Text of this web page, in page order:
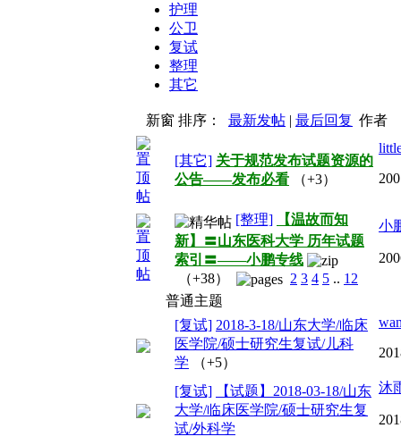
护理
公卫
复试
整理
其它
新窗 排序： 最新发帖 | 最后回复 作者
[其它] 关于规范发布试题资源的
公告——发布必看
（+3）
[整理]
【温故而知
新】〓山东医科大学 历年试题
索引〓——小鹏专线
（+38）
2 3 4 5 .. 12
小
普通主题
[复试] 2018-3-18/山东大学/临床
医学院/硕士研究生复试/儿科
学
（+5）
[复试]
【试题】2018-03-18/山东
大学/临床医学院/硕士研究生复
试/外科学
沐